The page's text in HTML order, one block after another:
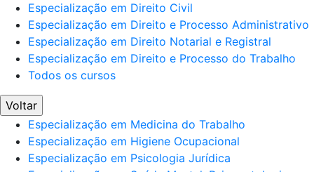
Especialização em Direito Civil
Especialização em Direito e Processo Administrativo
Especialização em Direito Notarial e Registral
Especialização em Direito e Processo do Trabalho
Todos os cursos
Voltar
Especialização em Medicina do Trabalho
Especialização em Higiene Ocupacional
Especialização em Psicologia Jurídica